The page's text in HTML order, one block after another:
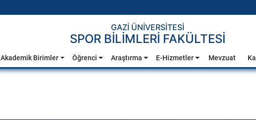
GAZİ ÜNİVERSİTESİ
SPOR BİLİMLERİ FAKÜLTESİ
Akademik Birimler Öğrenci Araştırma E-Hizmetler Mevzuat